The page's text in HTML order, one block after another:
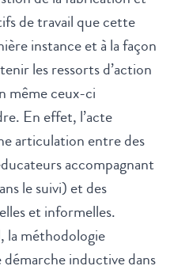
de travail que cette
instance et à la façon
les ressorts d’action
même ceux-ci
En effet, l’acte
articulation entre des
accompagnant
le suivi) et des
et informelles.
la méthodologie
démarche inductive dans